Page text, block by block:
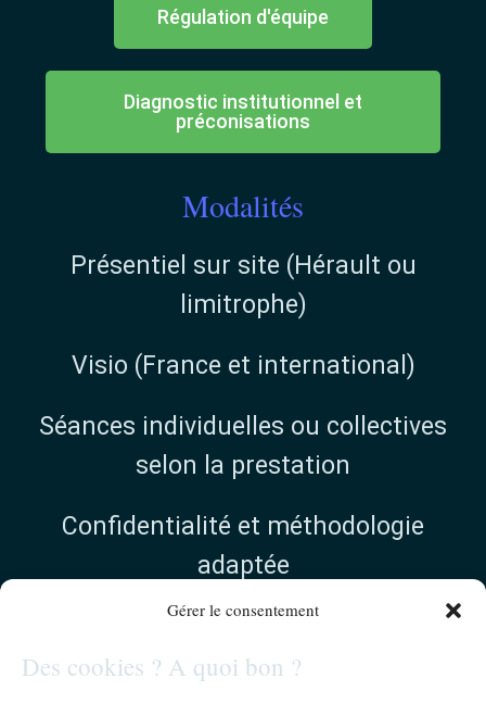
Gérer le consentement
Des cookies ? A quoi bon ?
Régulation d'équipe
Diagnostic institutionnel et
préconisations
Modalités
Présentiel sur site (Hérault ou
limitrophe)
Visio (France et international)
Séances individuelles ou collectives
selon la prestation
Confidentialité et méthodologie
adaptée
visio :